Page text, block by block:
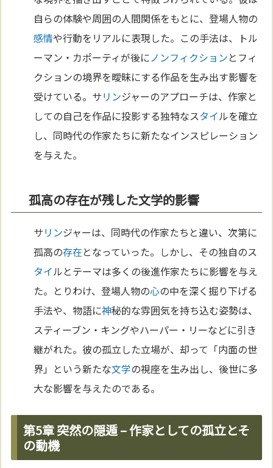
自らの体験や周囲の人間関係をもとに、登場人物の
感情や行動をリアルに表現した。この手法は、トル
ーマン・カポーティが後にノンフィクションとフィ
クションの境界を曖昧にする作品を生み出す影響を
受けている。サリンジャーのアプローチは、作家と
しての自己を作品に投影する独特なスタイルを確立
し、同時代の作家たちに新たなインスピレーション
を与えた。
孤高の存在が残した文学的影響
サリンジャーは、同時代の作家たちと違い、次第に
孤高の存在となっていった。しかし、その独自のス
タイルとテーマは多くの後進作家たちに影響を与え
た。とりわけ、登場人物の心の中を深く掘り下げる
手法や、物語に神秘的な雰囲気を持ち込む姿勢は、
スティーブン・キングやハーパー・リーなどに引き
継がれた。彼の孤立した立場が、却って「内面の世
界」という新たな文学の視座を生み出し、後世に多
大な影響を与えたのである。
第5章 突然の隠遁 – 作家としての孤立とそ
の動機